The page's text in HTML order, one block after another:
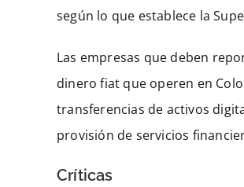
según lo que establece la
Las empresas que deben
dinero fiat que operen en
transferencias de activos
provisión de servicios
Críticas